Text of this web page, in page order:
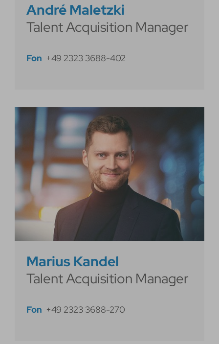
André Maletzki
Talent Acquisition Manager
Fon +49 2323 3688-402
Marius Kandel
Talent Acquisition Manager
Fon +49 2323 3688-270